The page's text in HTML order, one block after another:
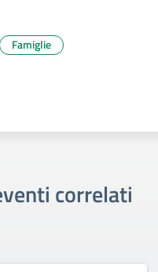
Famiglie
correlati